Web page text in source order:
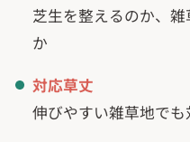
芝生を整えるのか、
か
対応草丈
伸びやすい雑草地で